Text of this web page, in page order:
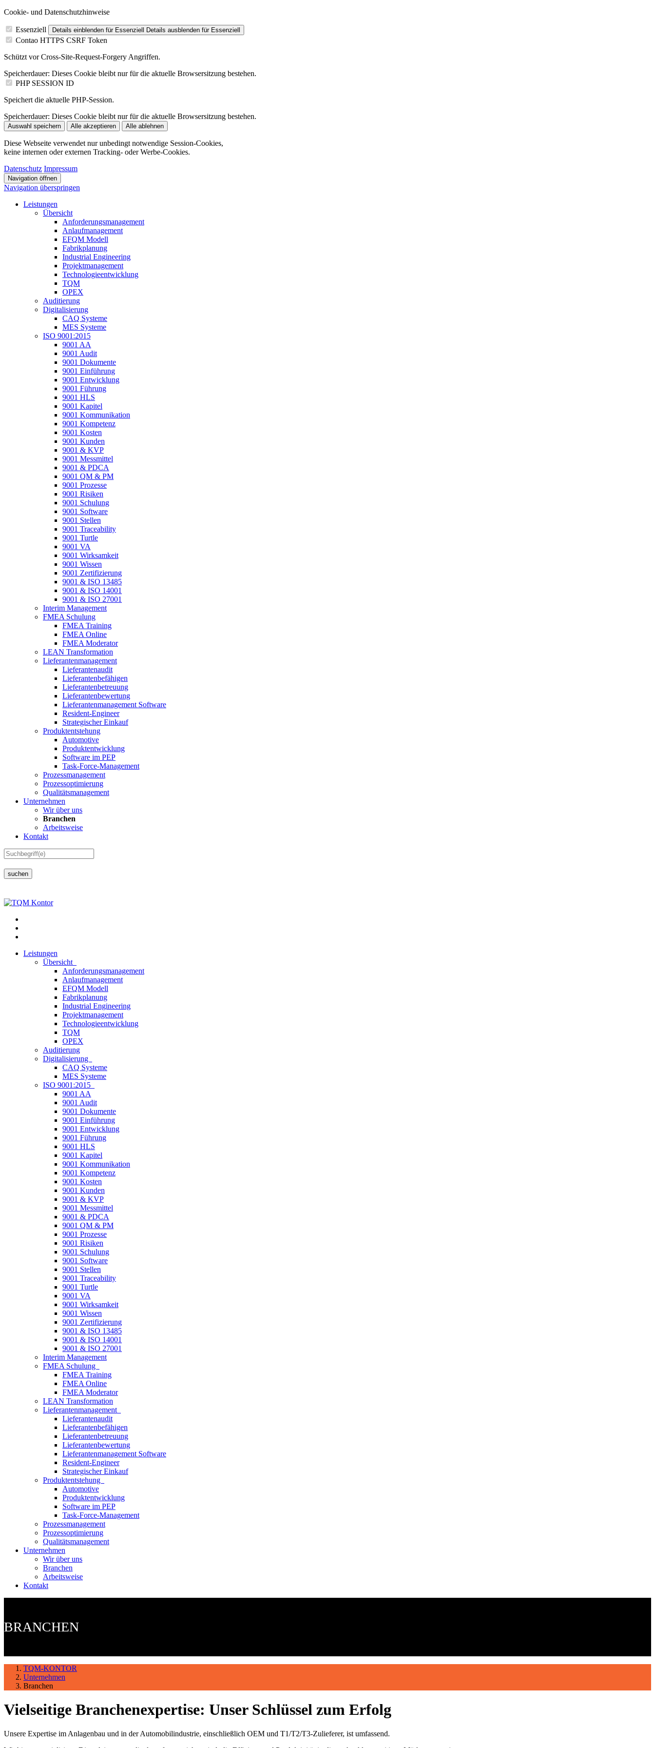
Cookie- und Datenschutzhinweise
Essenziell Details einblenden für Essenziell Details ausblenden für Essenziell
Contao HTTPS CSRF Token
Schützt vor Cross-Site-Request-Forgery Angriffen.
Speicherdauer: Dieses Cookie bleibt nur für die aktuelle Browsersitzung bestehen.
PHP SESSION ID
Speichert die aktuelle PHP-Session.
Speicherdauer: Dieses Cookie bleibt nur für die aktuelle Browsersitzung bestehen.
Auswahl speichern Alle akzeptieren Alle ablehnen
Diese Webseite verwendet nur unbedingt notwendige Session-Cookies,
keine internen oder externen Tracking- oder Werbe-Cookies.
Datenschutz Impressum
Navigation öffnen
Navigation überspringen
Leistungen
Übersicht
Anforderungsmanagement
Anlaufmanagement
EFQM Modell
Fabrikplanung
Industrial Engineering
Projektmanagement
Technologieentwicklung
TQM
OPEX
Auditierung
Digitalisierung
CAQ Systeme
MES Systeme
ISO 9001:2015
9001 AA
9001 Audit
9001 Dokumente
9001 Einführung
9001 Entwicklung
9001 Führung
9001 HLS
9001 Kapitel
9001 Kommunikation
9001 Kompetenz
9001 Kosten
9001 Kunden
9001 & KVP
9001 Messmittel
9001 & PDCA
9001 QM & PM
9001 Prozesse
9001 Risiken
9001 Schulung
9001 Software
9001 Stellen
9001 Traceability
9001 Turtle
9001 VA
9001 Wirksamkeit
9001 Wissen
9001 Zertifizierung
9001 & ISO 13485
9001 & ISO 14001
9001 & ISO 27001
Interim Management
FMEA Schulung
FMEA Training
FMEA Online
FMEA Moderator
LEAN Transformation
Lieferantenmanagement
Lieferantenaudit
Lieferantenbefähigen
Lieferantenbetreuung
Lieferantenbewertung
Lieferantenmanagement Software
Resident-Engineer
Strategischer Einkauf
Produktentstehung
Automotive
Produktentwicklung
Software im PEP
Task-Force-Management
Prozessmanagement
Prozessoptimierung
Qualitätsmanagement
Unternehmen
Wir über uns
Branchen
Arbeitsweise
Kontakt
suchen
Leistungen
Übersicht
Anforderungsmanagement
Anlaufmanagement
EFQM Modell
Fabrikplanung
Industrial Engineering
Projektmanagement
Technologieentwicklung
TQM
OPEX
Auditierung
Digitalisierung
CAQ Systeme
MES Systeme
ISO 9001:2015
9001 AA
9001 Audit
9001 Dokumente
9001 Einführung
9001 Entwicklung
9001 Führung
9001 HLS
9001 Kapitel
9001 Kommunikation
9001 Kompetenz
9001 Kosten
9001 Kunden
9001 & KVP
9001 Messmittel
9001 & PDCA
9001 QM & PM
9001 Prozesse
9001 Risiken
9001 Schulung
9001 Software
9001 Stellen
9001 Traceability
9001 Turtle
9001 VA
9001 Wirksamkeit
9001 Wissen
9001 Zertifizierung
9001 & ISO 13485
9001 & ISO 14001
9001 & ISO 27001
Interim Management
FMEA Schulung
FMEA Training
FMEA Online
FMEA Moderator
LEAN Transformation
Lieferantenmanagement
Lieferantenaudit
Lieferantenbefähigen
Lieferantenbetreuung
Lieferantenbewertung
Lieferantenmanagement Software
Resident-Engineer
Strategischer Einkauf
Produktentstehung
Automotive
Produktentwicklung
Software im PEP
Task-Force-Management
Prozessmanagement
Prozessoptimierung
Qualitätsmanagement
Unternehmen
Wir über uns
Branchen
Arbeitsweise
Kontakt
BRANCHEN
TQM-KONTOR
Unternehmen
Branchen
Vielseitige Branchenexpertise: Unser Schlüssel zum Erfolg
Unsere Expertise im Anlagenbau und in der Automobilindustrie, einschließlich OEM und T1/T2/T3-Zulieferer, ist umfassend.